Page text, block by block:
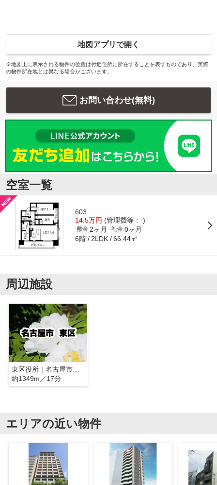
地図アプリで開く
※地図上に表示される物件の位置は付近住所に所在することを表すものであり、実際
の物件所在地とは異なる場合がございます。
お問い合わせ(無料)
空室一覧
603
14.5万円 (管理費等：-)
敷金 2ヶ月 礼金 0ヶ月
6階 2LDK 66.44㎡
周辺施設
東区役所｜名古屋市東区
約1349m／17分
エリアの近い物件